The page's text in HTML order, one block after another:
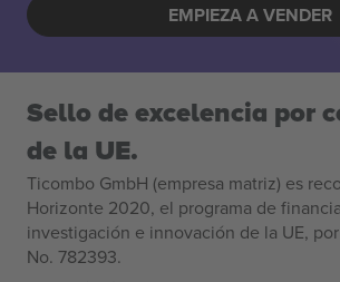
EMPIEZA A VENDER
Sello de excelencia por
de la UE.
Ticombo GmbH (empresa matriz) es
Horizonte 2020, el programa de
investigación e innovación de la UE,
No. 782393.